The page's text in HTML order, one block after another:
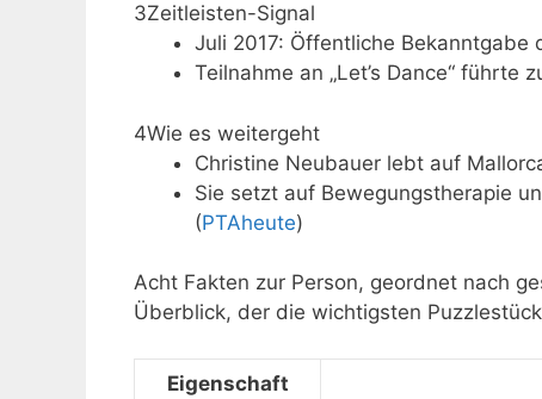
3Zeitleisten-Signal
Juli 2017: Öffentliche Bekanntgabe
Teilnahme an „Let’s Dance“ führte
4Wie es weitergeht
Christine Neubauer lebt auf
Sie setzt auf Bewegungstherapie
(PTAheute)
Acht Fakten zur Person, geordnet nach
Überblick, der die wichtigsten
Eigenschaft